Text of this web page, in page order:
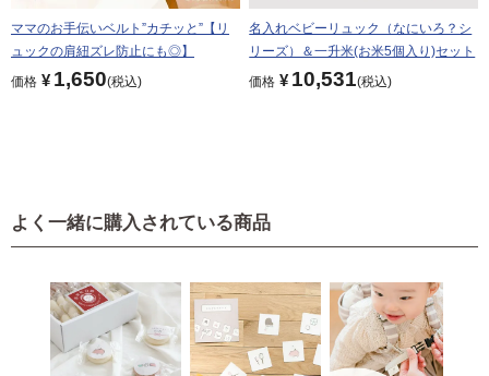
ママのお手伝いベルト”カチッと”【リ
ュックの肩紐ズレ防止にも◎】
価格 ¥ 1,650 税込
名入れベビーリュック（なにいろ？シ
リーズ）＆一升米(お米5個入り)セット
価格 ¥ 10,531 税込
よく一緒に購入されている商品